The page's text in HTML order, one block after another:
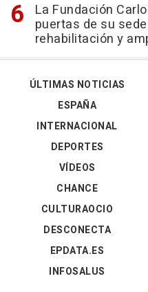
La Fundación
puertas de su
rehabilitación y
ÚLTIMAS NOTICIAS
ESPAÑA
INTERNACIONAL
DEPORTES
VÍDEOS
CHANCE
CULTURAOCIO
DESCONECTA
EPDATA.ES
INFOSALUS